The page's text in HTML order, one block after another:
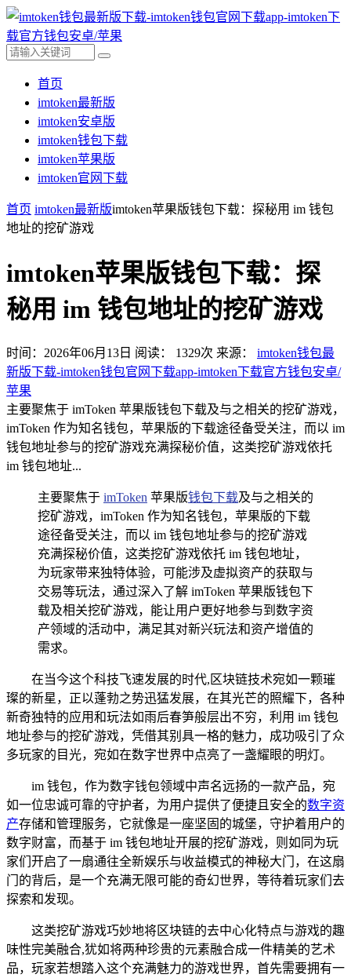
首页
imtoken最新版
imtoken安卓版
imtoken钱包下载
imtoken苹果版
imtoken官网下载
首页 imtoken最新版imtoken苹果版钱包下载：探秘用 im 钱包
地址的挖矿游戏
imtoken苹果版钱包下载：探
秘用 im 钱包地址的挖矿游戏
时间：2026年06月13日 阅读： 1329次 来源： imtoken钱包最
新版下载-imtoken钱包官网下载app-imtoken下载官方钱包安卓/
苹果
主要聚焦于 imToken 苹果版钱包下载及与之相关的挖矿游戏，
imToken 作为知名钱包，苹果版的下载途径备受关注，而以 im
钱包地址参与的挖矿游戏充满探秘价值，这类挖矿游戏依托
im 钱包地址...
主要聚焦于 imToken 苹果版钱包下载及与之相关的
挖矿游戏，imToken 作为知名钱包，苹果版的下载
途径备受关注，而以 im 钱包地址参与的挖矿游戏
充满探秘价值，这类挖矿游戏依托 im 钱包地址，
为玩家带来独特体验，可能涉及虚拟资产的获取与
交易等玩法，通过深入了解 imToken 苹果版钱包下
载及相关挖矿游戏，能让用户更好地参与到数字资
产领域的活动中，满足其对新兴玩法和资产增值的
需求。
在当今这个科技飞速发展的时代,区块链技术宛如一颗璀
璨的新星，正以蓬勃之势迅猛发展，在其光芒的照耀下，各种
新奇独特的应用和玩法如雨后春笋般层出不穷，利用 im 钱包
地址参与的挖矿游戏，凭借其别具一格的魅力，成功吸引了众
多玩家的目光，宛如在数字世界中点亮了一盏耀眼的明灯。
im 钱包，作为数字钱包领域中声名远扬的一款产品，宛
如一位忠诚可靠的守护者，为用户提供了便捷且安全的数字资
产存储和管理服务，它就像是一座坚固的城堡，守护着用户的
数字财富，而基于 im 钱包地址开展的挖矿游戏，则如同为玩
家们开启了一扇通往全新娱乐与收益模式的神秘大门，在这扇
门的背后，是一个充满无限可能的奇幻世界，等待着玩家们去
探索和发现。
这类挖矿游戏巧妙地将区块链的去中心化特点与游戏的趣
味性完美融合,犹如将两种珍贵的元素融合成一件精美的艺术
品，玩家若想踏入这个充满魅力的游戏世界，首先需要拥有一